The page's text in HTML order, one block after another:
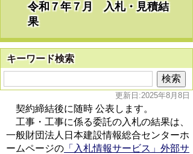
令和７年７月 入札・見積結
果
キーワード検索
更新日:2025年8月8日
契約締結後に随時 公表します。
工事・工事に係る委託の入札の結果は、
一般財団法人日本建設情報総合センターホ
ームページの 「入札情報サービス」外部サ